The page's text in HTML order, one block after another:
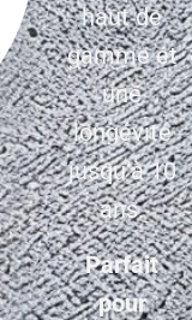
haut de
gamme et
une
longévité
jusqu’à 10
ans.
Parfait
pour